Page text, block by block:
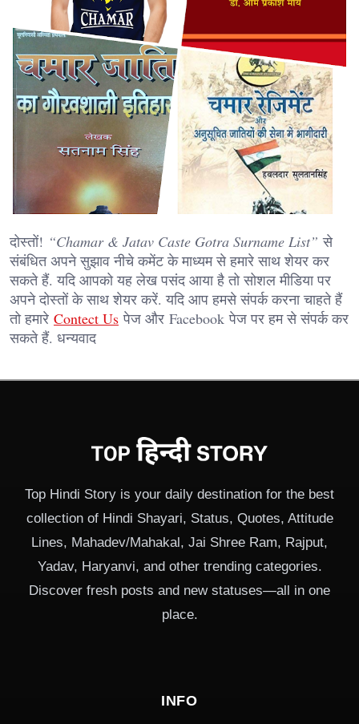
दोस्तों! “Chamar & Jatav Caste Gotra Surname List” से
संबंधित अपने सुझाव नीचे कमेंट के माध्यम से हमारे साथ शेयर कर
सकते हैं. यदि आपको यह लेख पसंद आया है तो सोशल मीडिया पर
अपने दोस्तों के साथ शेयर करें. यदि आप हमसे संपर्क करना चाहते हैं
तो हमारे Contect Us पेज और Facebook पेज पर हम से संपर्क कर
सकते हैं. धन्यवाद
Top Hindi Story is your daily destination for the best
collection of Hindi Shayari, Status, Quotes, Attitude
Lines, Mahadev/Mahakal, Jai Shree Ram, Rajput,
Yadav, Haryanvi, and other trending categories.
Discover fresh posts and new statuses—all in one
place.
INFO